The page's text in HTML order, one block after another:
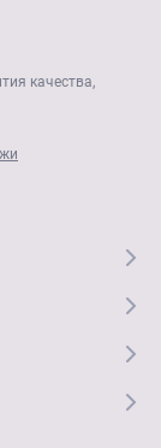
качества,